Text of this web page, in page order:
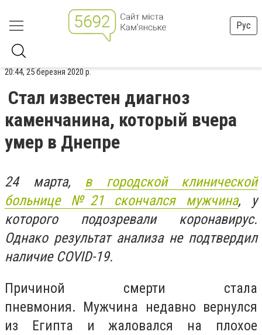
Рус
20:44, 25 березня 2020 р.
Стал известен диагноз
каменчанина, который вчера
умер в Днепре
24 марта, в городской клинической
больнице №21 скончался мужчина, у
которого подозревали коронавирус.
Однако результат анализа не подтвердил
наличие COVID-19.
Причиной смерти стала
пневмония. Мужчина недавно вернулся
из Египта и жаловался на плохое